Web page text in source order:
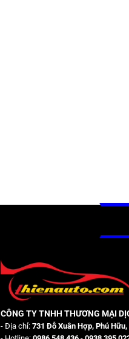
CÔNG TY TNHH THƯƠNG MẠI
- Địa chỉ: 731 Đỗ Xuân Hợp, Phú